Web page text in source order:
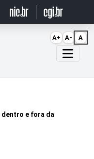
dentro e fora da
A+ A- A